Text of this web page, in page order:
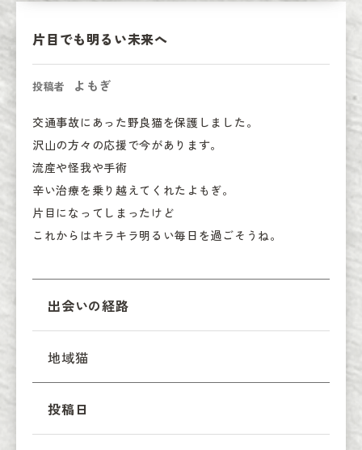
片目でも明るい未来へ
投稿者 よもぎ
交通事故にあった野良猫を保護しました。
沢山の方々の応援で今があります。
流産や怪我や手術
辛い治療を乗り越えてくれたよもぎ。
片目になってしまったけど
これからはキラキラ明るい毎日を過ごそうね。
出会いの経路
地域猫
投稿日